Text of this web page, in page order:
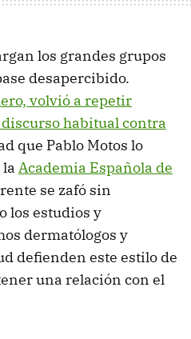
los grandes grupos
desapercibido.
volvió a repetir
discurso habitual contra
que Pablo Motos lo
Academia Española de
se zafó sin
los estudios y
dermatólogos y
defienden este estilo de
una relación con el